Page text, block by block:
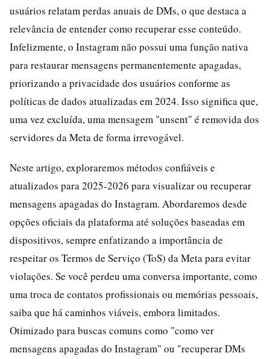
usuários relatam perdas anuais de DMs, o que destaca a
relevância de entender como recuperar esse conteúdo.
Infelizmente, o Instagram não possui uma função nativa
para restaurar mensagens permanentemente apagadas,
priorizando a privacidade dos usuários conforme as
políticas de dados atualizadas em 2024. Isso significa que,
uma vez excluída, uma mensagem "unsent" é removida dos
servidores da Meta de forma irrevogável.
Neste artigo, exploraremos métodos confiáveis e
atualizados para 2025-2026 para visualizar ou recuperar
mensagens apagadas do Instagram. Abordaremos desde
opções oficiais da plataforma até soluções baseadas em
dispositivos, sempre enfatizando a importância de
respeitar os Termos de Serviço (ToS) da Meta para evitar
violações. Se você perdeu uma conversa importante, como
uma troca de contatos profissionais ou memórias pessoais,
saiba que há caminhos viáveis, embora limitados.
Otimizado para buscas comuns como "como ver
mensagens apagadas do Instagram" ou "recuperar DMs